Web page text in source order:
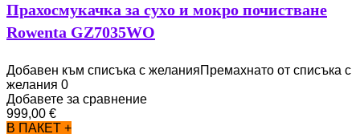
Прахосмукачка за сухo и мокро почистване
Rowenta GZ7035WO
Добавен към списъка с желанияПремахнато от списъка с
желания 0
Добавете за сравнение
999,00 €
В ПАКЕТ +